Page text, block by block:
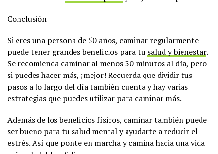
Conclusión
Si eres una persona de 50 años, caminar regularmente
puede tener grandes beneficios para tu salud y bienestar.
Se recomienda caminar al menos 30 minutos al día, pero
si puedes hacer más, ¡mejor! Recuerda que dividir tus
pasos a lo largo del día también cuenta y hay varias
estrategias que puedes utilizar para caminar más.
Además de los beneficios físicos, caminar también puede
ser bueno para tu salud mental y ayudarte a reducir el
estrés. Así que ponte en marcha y camina hacia una vida